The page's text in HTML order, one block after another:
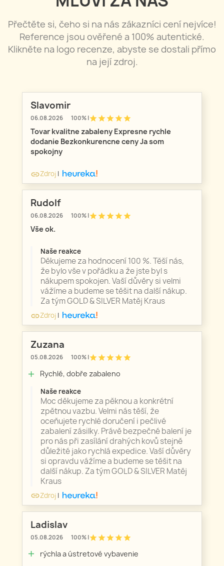
Přečtěte si, čeho si na nás zákazníci cení nejvíce!
Reference jsou ověřené a 100% autentické.
Klikněte na logo recenze, abyste se dostali přímo
na její zdroj.
Slavomir
06.08.2026 100% |starstarstarstarstar
Tovar kvalitne zabaleny Expresne rychle
dodanie Bezkonkurencne ceny Ja som
spokojny
linkZdroj |
Rudolf
06.08.2026 100% |starstarstarstarstar
Vše ok.
Naše reakce
Děkujeme za hodnocení 100 %. Těší nás,
že bylo vše v pořádku a že jste byl s
nákupem spokojen. Vaší důvěry si velmi
vážíme a budeme se těšit na další nákup.
Za tým GOLD & SILVER Matěj Kraus
linkZdroj |
Zuzana
05.08.2026 100% |starstarstarstarstar
add Rychlé, dobře zabaleno
Naše reakce
Moc děkujeme za pěknou a konkrétní
zpětnou vazbu. Velmi nás těší, že
oceňujete rychlé doručení i pečlivé
zabalení zásilky. Právě bezpečné balení je
pro nás při zasílání drahých kovů stejně
důležité jako rychlá expedice. Vaší důvěry
si opravdu vážíme a budeme se těšit na
další nákup. Za tým GOLD & SILVER Matěj
Kraus
linkZdroj |
Ladislav
05.08.2026 100% |starstarstarstarstar
add rýchla a ústretové vybavenie